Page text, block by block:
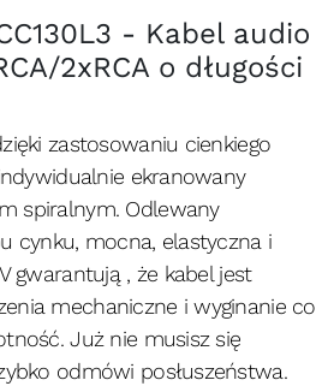
- Kabel audio
2xRCA o długości
zastosowaniu cienkiego
ekranowany
spiralnym. Odlewany
cynku, mocna, elastyczna i
gwarantują , że kabel jest
mechaniczne i wyginanie co
Już nie musisz się
odmówi posłuszeństwa.